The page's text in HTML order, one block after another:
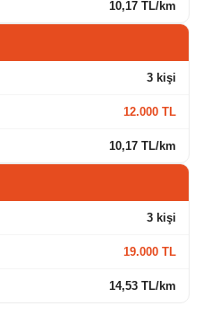
10,17 TL/km
3 kişi
12.000 TL
10,17 TL/km
3 kişi
19.000 TL
14,53 TL/km